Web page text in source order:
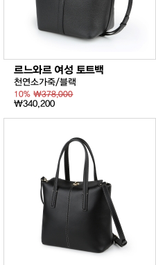
르느와르 여성 토트백
천연소가죽/블랙
10%₩378,000
₩340,200